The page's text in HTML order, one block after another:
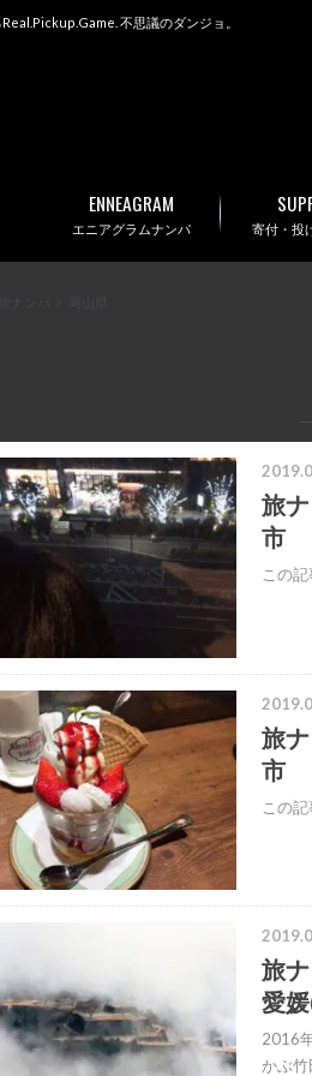
不思議のダンジョ。
エニアグラムナンパ
ENNEAGRAM
寄付・投
旅ナンパ 岡山県
旅
市
この
旅
市
この
旅
愛
2016
かぶ